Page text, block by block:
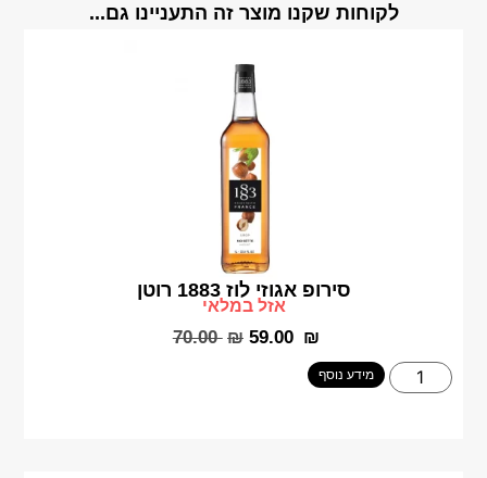
לקוחות שקנו מוצר זה התעניינו גם...
סירופ אגוזי לוז 1883 רוטן
אזל במלאי
‎70.00 ₪ ‎59.00 ₪
מידע נוסף